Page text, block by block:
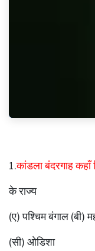
1.कांडला बंदरगाह कहाँ
के राज्य
(ए) पश्चिम बंगाल (बी)
(सी) ओडिशा